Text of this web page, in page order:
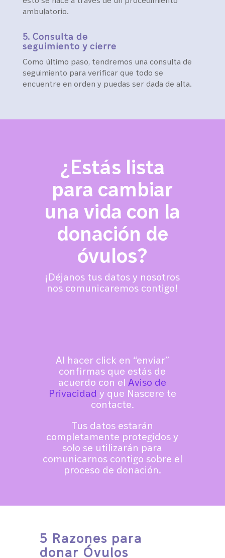
ambulatorio.
5. Consulta de
seguimiento y cierre
Como último paso, tendremos una consulta de
seguimiento para verificar que todo se
encuentre en orden y puedas ser dada de alta.
¿Estás lista
para cambiar
una vida con la
donación de
óvulos?
¡Déjanos tus datos y nosotros
nos comunicaremos contigo!
Al hacer click en “enviar”
confirmas que estás de
acuerdo con elAviso de
Privacidad y que Nascere te
contacte.
Tus datos estarán
completamente protegidos y
solo se utilizarán para
comunicarnos contigo sobre el
proceso de donación.
5 Razones para
donar Óvulos